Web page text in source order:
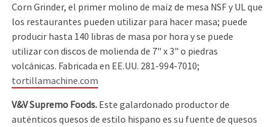
Corn Grinder, el primer molino de maíz de mesa NSF y UL que
los restaurantes pueden utilizar para hacer masa; puede
producir hasta 140 libras de masa por hora y se puede
utilizar con discos de molienda de 7" x 3" o piedras
volcánicas. Fabricada en EE.UU. 281-994-7010;
tortillamachine.com
V&V Supremo Foods. Este galardonado productor de
auténticos quesos de estilo hispano es su fuente de quesos